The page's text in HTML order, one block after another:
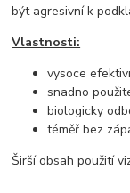
být agresivní k
Vlastnosti:
vysoce
snadno
biologicky
téměř bez
Širší obsah použití